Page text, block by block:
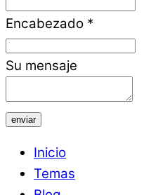
Encabezado *
Su mensaje
enviar
Inicio
Temas